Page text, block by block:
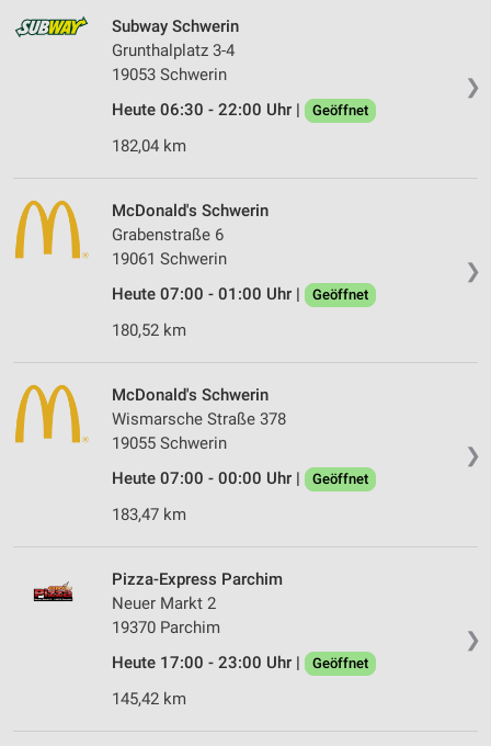
❯
Subway Schwerin
Grunthalplatz 3-4
19053 Schwerin
Heute 06:30 - 22:00 Uhr |
Geöffnet
182,04 km
❯
McDonald's Schwerin
Grabenstraße 6
19061 Schwerin
Heute 07:00 - 01:00 Uhr |
Geöffnet
180,52 km
❯
McDonald's Schwerin
Wismarsche Straße 378
19055 Schwerin
Heute 07:00 - 00:00 Uhr |
Geöffnet
183,47 km
❯
Pizza-Express Parchim
Neuer Markt 2
19370 Parchim
Heute 17:00 - 23:00 Uhr |
Geöffnet
145,42 km